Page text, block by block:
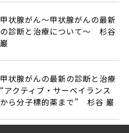
甲状腺がん～甲状腺がんの最新
の診断と治療について～ 杉谷
巌
甲状腺がんの最新の診断と治療
“アクティブ・サーベイランス
から分子標的薬まで” 杉谷 巌